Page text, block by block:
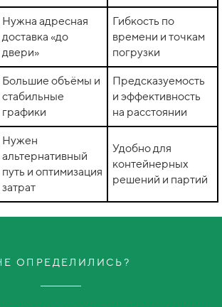
Нужна адресная
доставка «до
двери»
Гибкость по
времени и точкам
погрузки
Большие объёмы и
стабильные
графики
Предсказуемость
и эффективность
на расстоянии
Нужен
альтернативный
путь и оптимизация
затрат
Удобно для
контейнерных
решений и партий
ОПРЕДЕЛИЛИСЬ?